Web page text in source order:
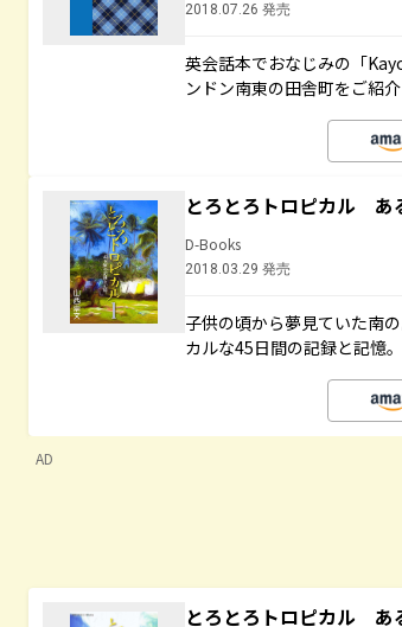
2018.07.26 発売
英会話本でおなじみの「
ンドン南東の田舎町をご紹介
とろとろトロピカル
D-Books
2018.03.29 発売
子供の頃から夢見ていた南
カルな45日間の記録と記憶。
AD
とろとろトロピカル